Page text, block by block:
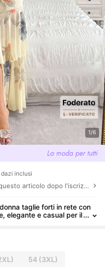
1/6
dazi inclusi
articolo dopo l'iscrizione.
taglie forti in rete con
elegante e casual per il
54(3XL)